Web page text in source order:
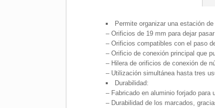
Permite organizar una estación
– Orificios de 19 mm para dejar
– Orificios compatibles con el paso
– Orificio de conexión principal que
– Hilera de orificios de conexión de
– Utilización simultánea hasta tres
Durabilidad:
– Fabricado en aluminio forjado para
– Durabilidad de los marcados,